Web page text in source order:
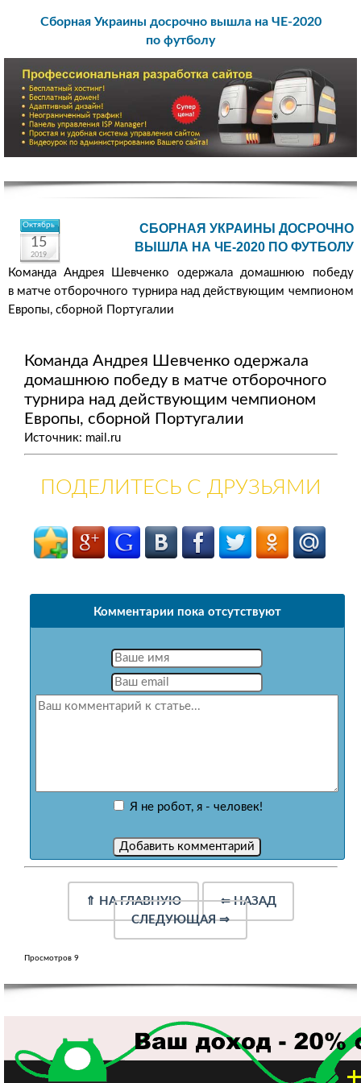
Сборная Украины досрочно вышла на ЧЕ-2020
по футболу
Октябрь
15
2019
СБОРНАЯ УКРАИНЫ ДОСРОЧНО
ВЫШЛА НА ЧЕ-2020 ПО ФУТБОЛУ
Команда Андрея Шевченко одержала домашнюю победу
в матче отборочного турнира над действующим чемпионом
Европы, сборной Португалии
Команда Андрея Шевченко одержала
домашнюю победу в матче отборочного
турнира над действующим чемпионом
Европы, сборной Португалии
Источник: mail.ru
ПОДЕЛИТЕСЬ С ДРУЗЬЯМИ
Комментарии пока отсутствуют
Я не робот, я - человек!
⇑ НА ГЛАВНУЮ ⇐НАЗАД
СЛЕДУЮЩАЯ⇒
Просмотров 9